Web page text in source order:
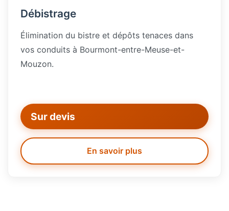
Débistrage
Élimination du bistre et dépôts tenaces dans
vos conduits à Bourmont-entre-Meuse-et-
Mouzon.
Sur devis
En savoir plus